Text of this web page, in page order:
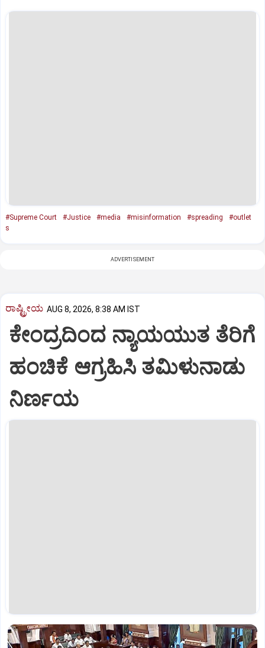
#Supreme Court #Justice #media #misinformation #spreading
#outlet
s
ADVERTISEMENT
ರಾಷ್ಟ್ರೀಯ AUG 8, 2026, 8:38 AM IST
ಕೇಂದ್ರದಿಂದ ನ್ಯಾಯಯುತ ತೆರಿಗೆ
ಹಂಚಿಕೆ ಆಗ್ರಹಿಸಿ ತಮಿಳುನಾಡು
ನಿರ್ಣಯ